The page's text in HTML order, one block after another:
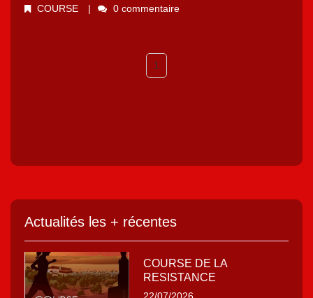
COURSE 0 commentaire
1
Actualités les + récentes
COURSE DE LA
RESISTANCE
22/07/2026